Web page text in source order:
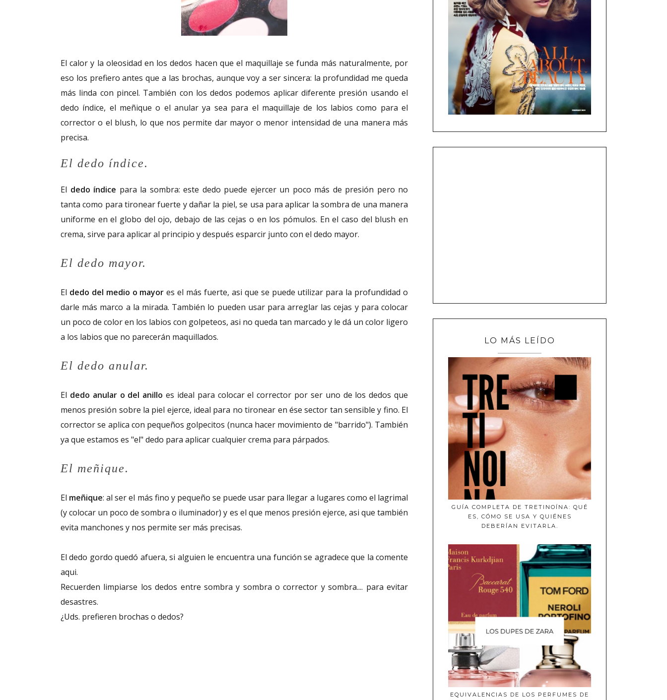
El calor y la oleosidad en los dedos hacen que el maquillaje se funda más naturalmente, por
eso los prefiero antes que a las brochas, aunque voy a ser sincera: la profundidad me queda
más linda con pincel. También con los dedos podemos aplicar diferente presión usando el
dedo índice, el meñique o el anular ya sea para el maquillaje de los labios como para el
corrector o el blush, lo que nos permite dar mayor o menor intensidad de una manera más
precisa.
El dedo índice.
El dedo índice para la sombra: este dedo puede ejercer un poco más de presión pero no
tanta como para tironear fuerte y dañar la piel, se usa para aplicar la sombra de una manera
uniforme en el globo del ojo, debajo de las cejas o en los pómulos. En el caso del blush en
crema, sirve para aplicar al principio y después esparcir junto con el dedo mayor.
El dedo mayor.
El dedo del medio o mayor es el más fuerte, asi que se puede utilizar para la profundidad o
darle más marco a la mirada. También lo pueden usar para arreglar las cejas y para colocar
un poco de color en los labios con golpeteos, asi no queda tan marcado y le dá un color ligero
a los labios que no parecerán maquillados.
El dedo anular.
El dedo anular o del anilloes ideal para colocar el corrector por ser uno de los dedos que
menos presión sobre la piel ejerce, ideal para no tironear en ése sector tan sensible y fino. El
corrector se aplica con pequeños golpecitos (nunca hacer movimiento de "barrido"). También
ya que estamos es "el" dedo para aplicar cualquier crema para párpados.
El meñique.
El meñique: al ser el más fino y pequeño se puede usar para llegar a lugares como el lagrimal
(y colocar un poco de sombra o iluminador) y es el que menos presión ejerce, asi que también
evita manchones y nos permite ser más precisas.
El dedo gordo quedó afuera, si alguien le encuentra una función se agradece que la comente
aqui.
Recuerden limpiarse los dedos entre sombra y sombra o corrector y sombra.... para evitar
desastres.
¿Uds. prefieren brochas o dedos?
LO MÁS LEÍDO
GUÍA COMPLETA DE TRETINOÍNA: QUÉ
ES, CÓMO SE USA Y QUIÉNES
DEBERÍAN EVITARLA.
EQUIVALENCIAS DE LOS PERFUMES DE